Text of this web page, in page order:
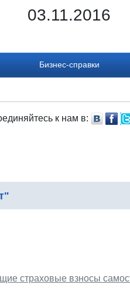
03.11.2016
Бизнес-справки
к нам в:
страховые взносы